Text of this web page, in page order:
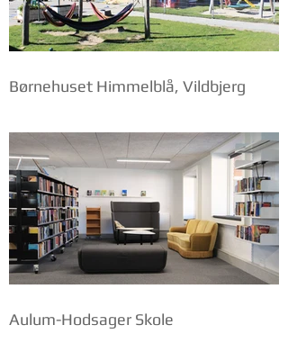
Børnehuset Himmelblå, Vildbjerg
Aulum-Hodsager Skole